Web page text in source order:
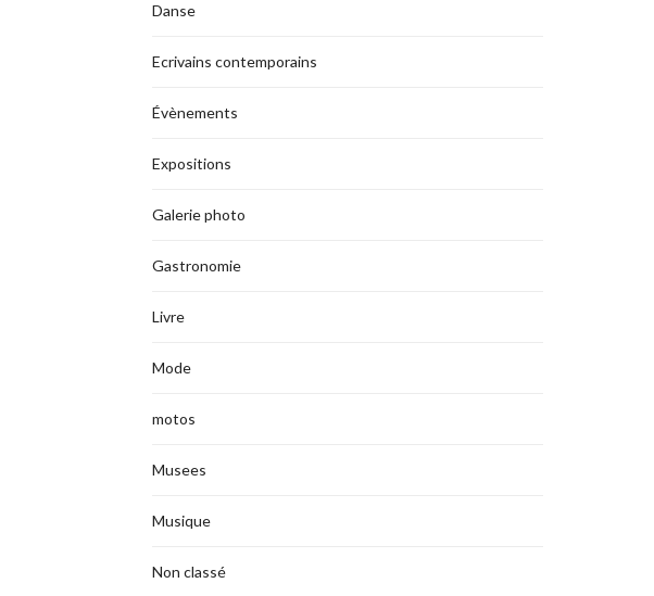
Danse
Ecrivains contemporains
Évènements
Expositions
Galerie photo
Gastronomie
Livre
Mode
motos
Musees
Musique
Non classé